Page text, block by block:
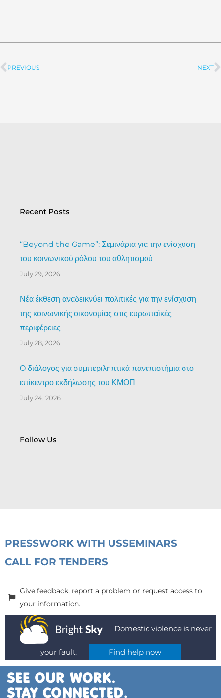
Prev
PREVIOUS NEXT
Recent Posts
“Beyond the Game”: Σεμινάρια για την ενίσχυση
του κοινωνικού ρόλου του αθλητισμού
July 29, 2026
Νέα έκθεση αναδεικνύει πολιτικές για την ενίσχυση
της κοινωνικής οικονομίας στις ευρωπαϊκές
περιφέρειες
July 28, 2026
Ο διάλογος για συμπεριληπτικά πανεπιστήμια στο
επίκεντρο εκδήλωσης του ΚΜΟΠ
July 24, 2026
Follow Us
PRESSWORK WITH USSEMINARS
CALL FOR TENDERS
Give feedback, report a problem or request access to
your information.
Domestic violence is never
your fault. Find help now